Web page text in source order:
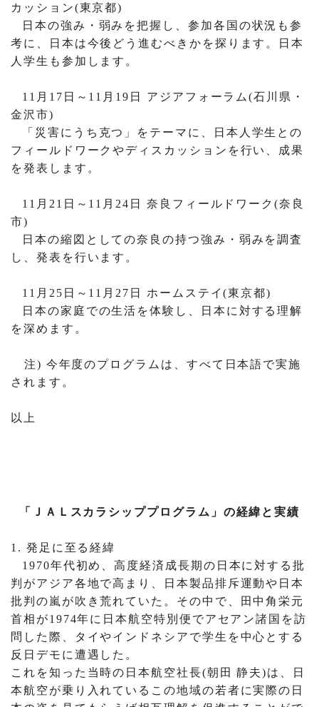
カッション(東京都)
日本の強み・弱みを把握し、参加各国の状況も参
考に、日本は今後どう進むべきかを探ります。日本
人学生も参加します。
11 月 17 日～ 11 月 19 日 アジアフォーラム(石川県・
金沢市)
「災害にうち克つ」をテーマに、日本人学生との
フィールドワークやディスカッションを行い、成果
を発表します。
11 月 21 日～ 11 月 24 日 奈良フィールドワーク(奈良
市)
日本の縮図としての奈良の持つ強み・弱みを調査
し、発表を行います。
11 月 25 日～ 11 月 27 日 ホームステイ(東京都)
日本の家庭での生活を体験し、日本に対する理解
を深めます。
注) 今年度のプログラムは、すべて日本語で実施
されます。
以上
「ＪＡＬスカラシッププログラム」の経緯と実績
1. 発足に至る経緯
1970年代初め、高度経済成長期の日本に対する批
判がアジア各地で高まり、日本製品排斥運動や日本
批判の嵐が吹き荒れていた。その中で、田中角栄元
首相が1974年に日本航空特別便でアセアン諸国を訪
問した際、タイやインドネシアで学生を中心とする
反日デモに遭遇した。
これを知った当時の日本航空社長(朝田 静夫)は、日
本航空が乗り入れているこの地域の若者に実際の日